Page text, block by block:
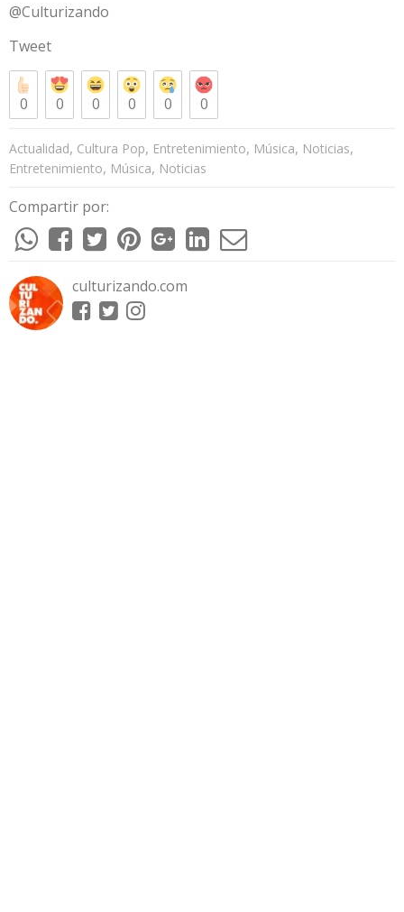
@Culturizando
Tweet
0 0 0 0 0 0
Actualidad, Cultura Pop, Entretenimiento, Música, Noticias,
Entretenimiento, Música, Noticias
Compartir por:
culturizando.com